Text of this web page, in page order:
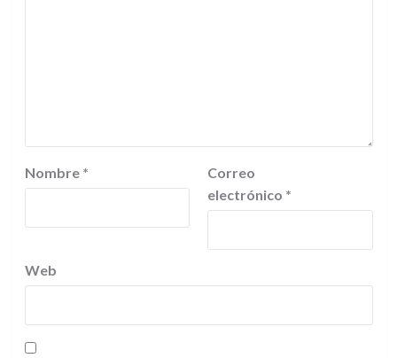
Nombre *
Correo
electrónico *
Web